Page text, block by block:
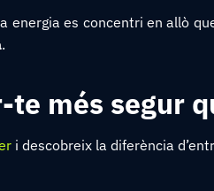
energia es concentri en allò
.
te més segur
i descobreix la diferència